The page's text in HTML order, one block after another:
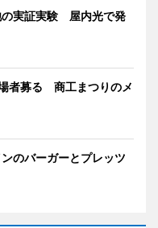
の実証実験 屋内光で発
者募る 商工まつりのメ
のバーガーとプレッツ